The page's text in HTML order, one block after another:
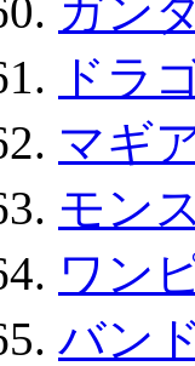
ガン
ドラ
マギ
モン
ワン
バン